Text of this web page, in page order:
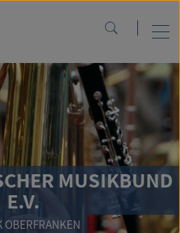
MUSIKBUND
E.V.
OBERFRANKEN